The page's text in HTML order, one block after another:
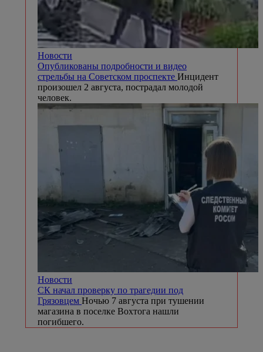
Новости
Опубликованы подробности и видео
стрельбы на Советском проспекте Инцидент
произошел 2 августа, пострадал молодой
человек.
Новости
СК начал проверку по трагедии под
Грязовцем Ночью 7 августа при тушении
магазина в поселке Вохтога нашли
погибшего.